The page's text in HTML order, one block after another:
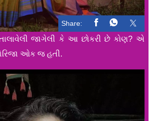
Share:
જાગેલી કે આ છોકરી છે કોણ? એ
ઓક જ હતી.